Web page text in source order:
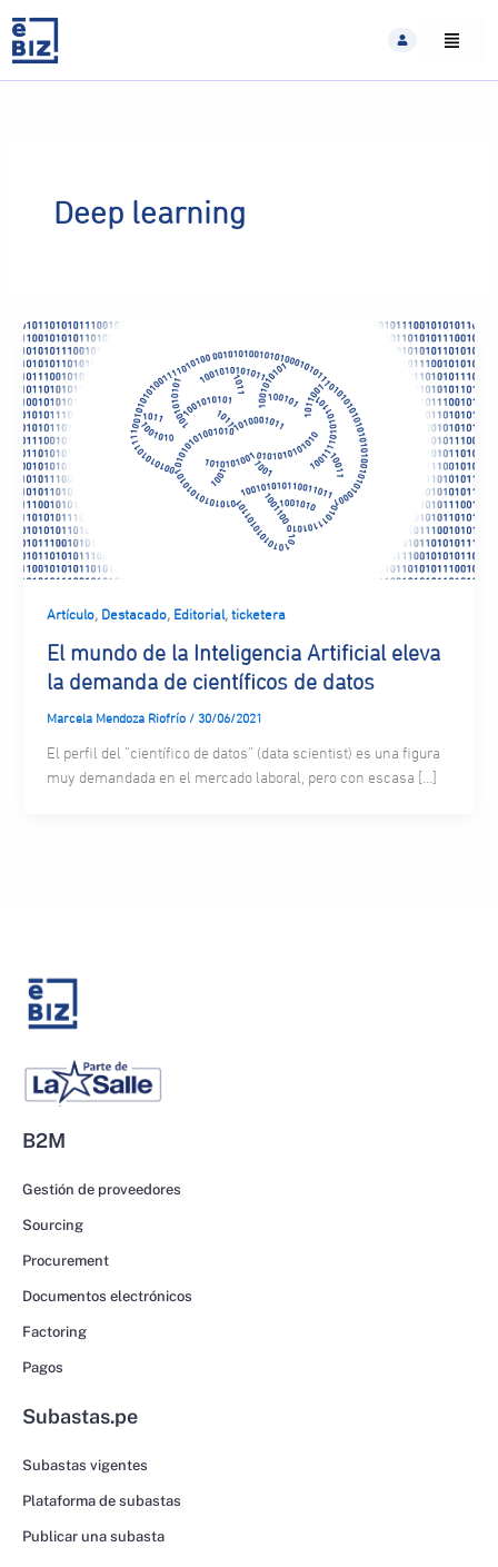
content
Deep learning
Artículo, Destacado, Editorial, ticketera
El mundo de la Inteligencia Artificial eleva
la demanda de científicos de datos
Marcela Mendoza Riofrío / 30/06/2021
El perfil del “científico de datos” (data scientist) es una figura
muy demandada en el mercado laboral, pero con escasa […]
B2M
Gestión de proveedores
Sourcing
Procurement
Documentos electrónicos
Factoring
Pagos
Subastas.pe
Subastas vigentes
Plataforma de subastas
Publicar una subasta